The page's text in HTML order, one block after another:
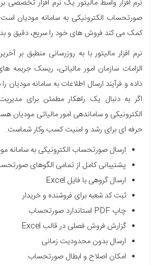
نرم افزار واسط مالیتور یک نرم افزار تخصصی
صورتحساب الکترونیکی به سامانه مودیان
کمک می کند فروش های خود را سریع، دقیق و
نرم افزار مالیتور با به روزرسانی منطبق بر
الزامات سازمان امور مالیاتی، ریسک جریمه
داده و فرآیند ارسال اطلاعات به سامانه مودیان
اگر به دنبال یک راهکار مطمئن برای
الکترونیکی و ساماندهی امور مالیاتی مودیان
حرفه ای برای رشد و امنیت کسب وکار شماست.
ارسال صورتحساب الکترونیکی به سامانه
پشتیبانی کامل از تمامی الگوهای
ارسال گروهی با فایل Excel
ثبت کد شعبه برای فروشنده و خریدار
چاپ PDF استاندارد صورتحساب
گزارش فروش فصلی در قالب Excel
ارسال بدون محدودیت زمانی
امکان اصلاح و ابطال صورتحساب